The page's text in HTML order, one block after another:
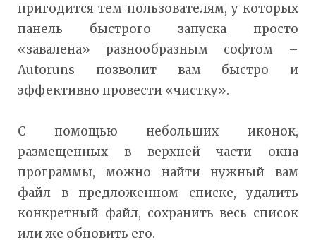
пригодится тем пользователям, у которых
панель быстрого запуска просто
«завалена» разнообразным софтом –
Autoruns позволит вам быстро и
эффективно провести «чистку».
С помощью небольших иконок,
размещенных в верхней части окна
программы, можно найти нужный вам
файл в предложенном списке, удалить
конкретный файл, сохранить весь список
или же обновить его.